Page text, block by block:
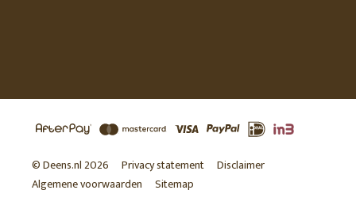
© Deens.nl 2026 Privacy statement
Disclaimer
Algemene voorwaarden
Sitemap